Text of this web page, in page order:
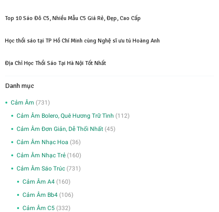
Top 10 Sáo Đô C5, Nhiều Mẫu C5 Giá Rẻ, Đẹp, Cao Cấp
Học thổi sáo tại TP Hồ Chí Minh cùng Nghệ sĩ ưu tú Hoàng Anh
Địa Chỉ Học Thổi Sáo Tại Hà Nội Tốt Nhất
Danh mục
Cảm Âm (731)
Cảm Âm Bolero, Quê Hương Trữ Tình (112)
Cảm Âm Đơn Giản, Dễ Thổi Nhất (45)
Cảm Âm Nhạc Hoa (36)
Cảm Âm Nhạc Trẻ (160)
Cảm Âm Sáo Trúc (731)
Cảm Âm A4 (160)
Cảm Âm Bb4 (106)
Cảm Âm C5 (332)